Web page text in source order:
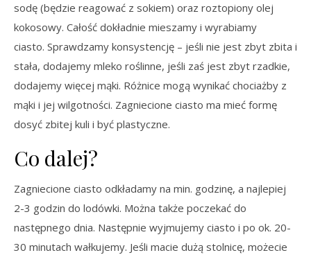
sodę (będzie reagować z sokiem) oraz roztopiony olej
kokosowy. Całość dokładnie mieszamy i wyrabiamy
ciasto. Sprawdzamy konsystencję – jeśli nie jest zbyt zbita i
stała, dodajemy mleko roślinne, jeśli zaś jest zbyt rzadkie,
dodajemy więcej mąki. Różnice mogą wynikać chociażby z
mąki i jej wilgotności. Zagniecione ciasto ma mieć formę
dosyć zbitej kuli i być plastyczne.
Co dalej?
Zagniecione ciasto odkładamy na min. godzinę, a najlepiej
2-3 godzin do lodówki. Można także poczekać do
następnego dnia. Następnie wyjmujemy ciasto i po ok. 20-
30 minutach wałkujemy. Jeśli macie dużą stolnicę, możecie